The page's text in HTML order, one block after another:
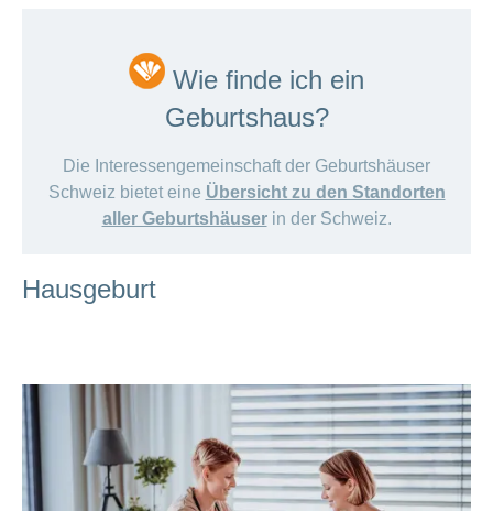
Wie finde ich ein
Geburtshaus?
Die Interessengemeinschaft der Geburtshäuser
Schweiz bietet eine Übersicht zu den Standorten
aller Geburtshäuserin der Schweiz.
Hausgeburt